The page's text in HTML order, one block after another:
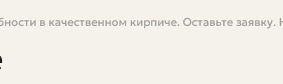
материалов. Он вечен в своём
нюансах выбора. Пишу живо и по делу, без
в качественном кирпиче. Оставьте